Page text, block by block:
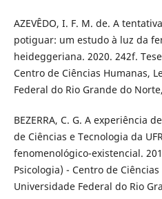
AZEVÊDO, I. F. M. de. A
potiguar: um estudo à luz da
heideggeriana. 2020. 242f.
Centro de Ciências Humanas,
Federal do Rio Grande do
BEZERRA, C. G. A experiência
de Ciências e Tecnologia da
fenomenológico-existencial.
Psicologia) - Centro de
Universidade Federal do Rio